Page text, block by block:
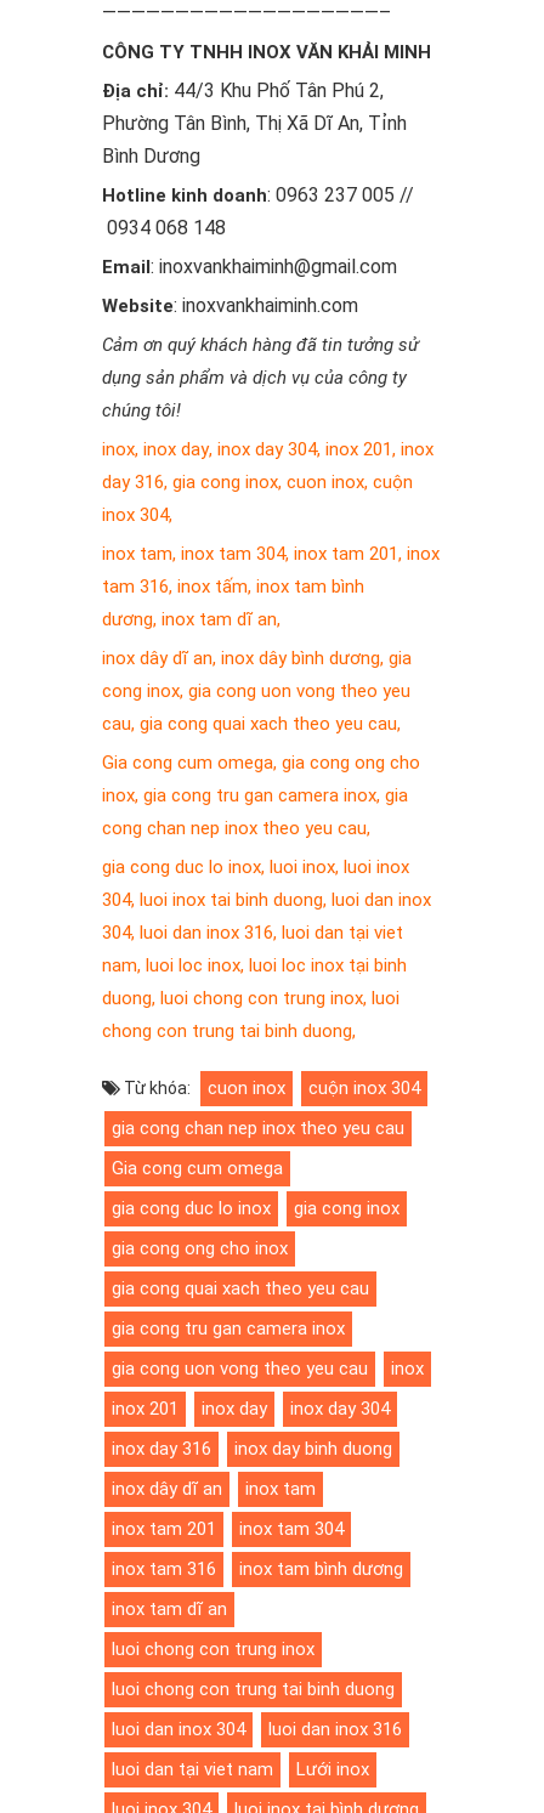
———————————————————–
CÔNG TY TNHH INOX VĂN KHẢI MINH
Địa chỉ: 44/3 Khu Phố Tân Phú 2,
Phường Tân Bình, Thị Xã Dĩ An, Tỉnh
Bình Dương
Hotline kinh doanh: 0963 237 005 //
0934 068 148
Email: inoxvankhaiminh@gmail.com
Website: inoxvankhaiminh.com
Cảm ơn quý khách hàng đã tin tưởng sử
dụng sản phẩm và dịch vụ của công ty
chúng tôi!
inox, inox day, inox day 304, inox 201, inox
day 316, gia cong inox, cuon inox, cuộn
inox 304,
inox tam, inox tam 304, inox tam 201, inox
tam 316, inox tấm, inox tam bình
dương, inox tam dĩ an,
inox dây dĩ an, inox dây bình dương, gia
cong inox, gia cong uon vong theo yeu
cau, gia cong quai xach theo yeu cau,
Gia cong cum omega, gia cong ong cho
inox, gia cong tru gan camera inox, gia
cong chan nep inox theo yeu cau,
gia cong duc lo inox, luoi inox, luoi inox
304, luoi inox tai binh duong, luoi dan inox
304, luoi dan inox 316, luoi dan tại viet
nam, luoi loc inox, luoi loc inox tại binh
duong, luoi chong con trung inox, luoi
chong con trung tai binh duong,
Từ khóa: cuon inox
cuộn inox 304
gia cong chan nep inox theo yeu cau
Gia cong cum omega
gia cong duc lo inox
gia cong inox
gia cong ong cho inox
gia cong quai xach theo yeu cau
gia cong tru gan camera inox
gia cong uon vong theo yeu cau
inox
inox 201
inox day
inox day 304
inox day 316
inox day binh duong
inox dây dĩ an
inox tam
inox tam 201
inox tam 304
inox tam 316
inox tam bình dương
inox tam dĩ an
luoi chong con trung inox
luoi chong con trung tai binh duong
luoi dan inox 304
luoi dan inox 316
luoi dan tại viet nam
Lưới inox